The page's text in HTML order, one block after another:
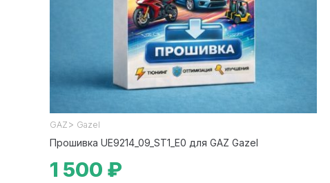
GAZ > Gazel
Прошивка UE9214_09_ST1_E0 для GAZ Gazel
1 500 ₽